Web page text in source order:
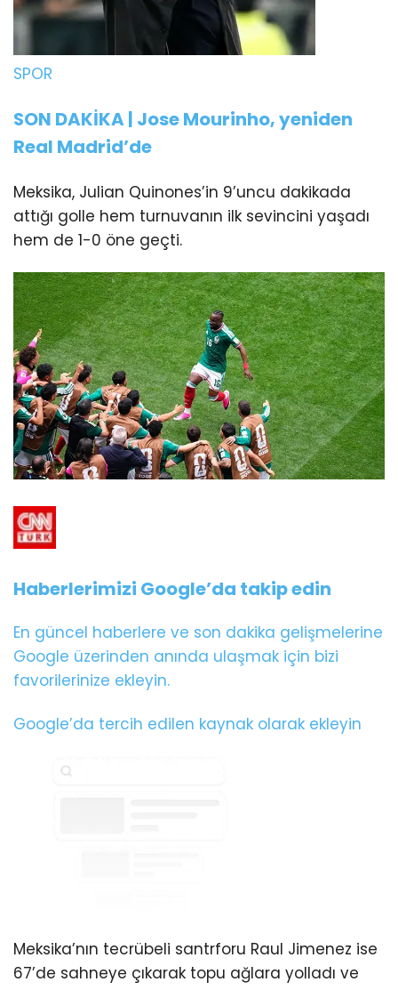
SPOR
SON DAKİKA | Jose Mourinho, yeniden
Real Madrid’de
Meksika, Julian Quinones’in 9’uncu dakikada
attığı golle hem turnuvanın ilk sevincini yaşadı
hem de 1-0 öne geçti.
Haberlerimizi Google’da takip edin
En güncel haberlere ve son dakika gelişmelerine
Google üzerinden anında ulaşmak için bizi
favorilerinize ekleyin.
Google’da tercih edilen kaynak olarak ekleyin
Meksika’nın tecrübeli santrforu Raul Jimenez ise
67’de sahneye çıkarak topu ağlara yolladı ve